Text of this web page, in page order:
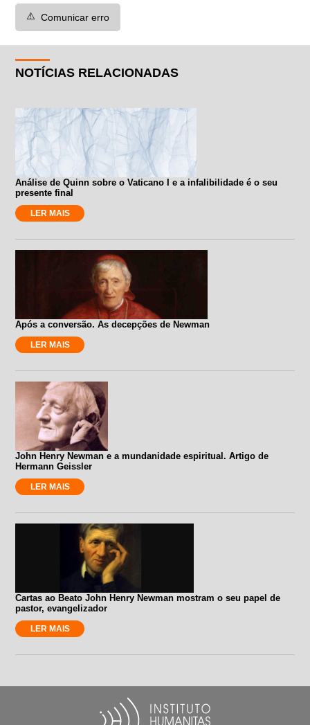
⚠️ Comunicar erro
NOTÍCIAS RELACIONADAS
Análise de Quinn sobre o Vaticano I e a infalibilidade é o seu
presente final
LER MAIS
Após a conversão. As decepções de Newman
LER MAIS
John Henry Newman e a mundanidade espiritual. Artigo de
Hermann Geissler
LER MAIS
Cartas ao Beato John Henry Newman mostram o seu papel de
pastor, evangelizador
LER MAIS